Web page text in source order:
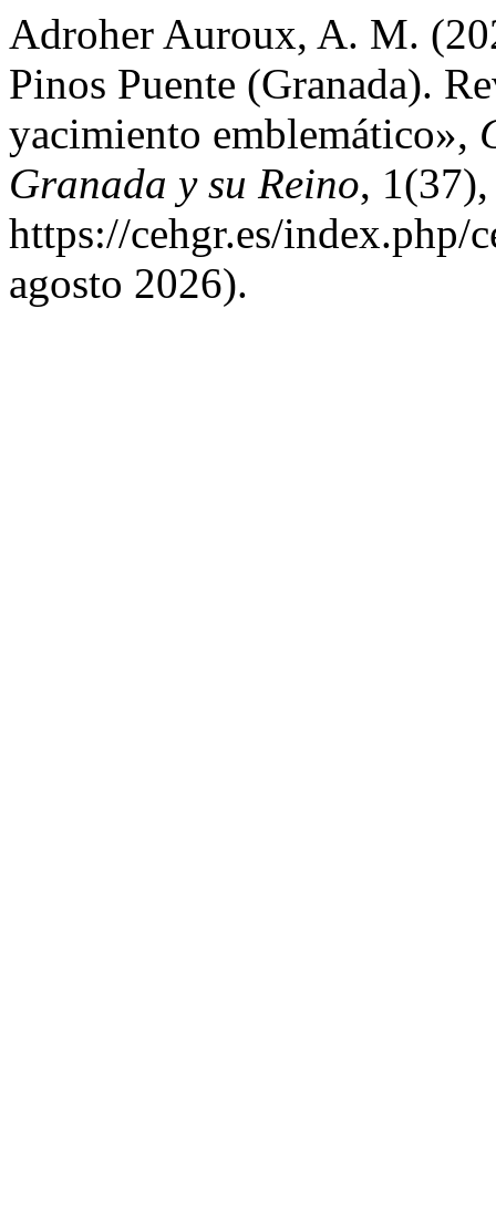
Adroher Auroux, A. M.
Pinos Puente (Granada).
yacimiento emblemático»,
Granada y su Reino,
https://cehgr.es/
agosto 2026).